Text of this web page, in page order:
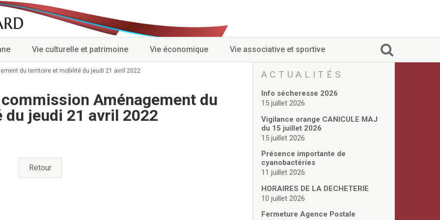
Vie culturelle et patrimoine Vie économique Vie associative et sportive
du territoire et mobilité du jeudi 21 avril 2022
Aménagement du
jeudi 21 avril 2022
Retour
ACTUALITÉS
Info sécheresse 2026
15 juillet 2026
Vigilance orange CANICULE MAJ
du 15 juillet 2026
15 juillet 2026
Présence importante de
cyanobactéries
11 juillet 2026
HORAIRES DE LA DECHETERIE
10 juillet 2026
Fermeture Agence Postale